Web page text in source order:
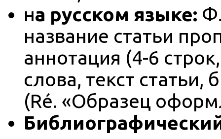
на русском языке:
название статьи
аннотация (4-6
слова, текст статьи,
(Ré. «Образец